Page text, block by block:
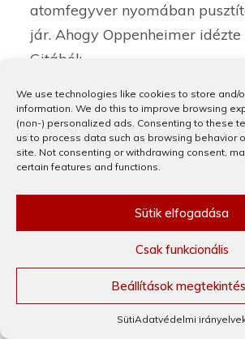
We use technologies like cookies to store and/
information. We do this to improve browsing
(non-) personalized ads. Consenting to these
us to process data such as browsing behavior
site. Not consenting or withdrawing consent,
certain features and functions.
Sütik elfogadása
Csak funkcionális
Beállítások
SütiAdatvédelmi
atomfegyver nyomában
jár. Ahogy Oppenheimer
Gitából:
„Most halállá változom, világok
pusztítójává.”
Bejegyzés